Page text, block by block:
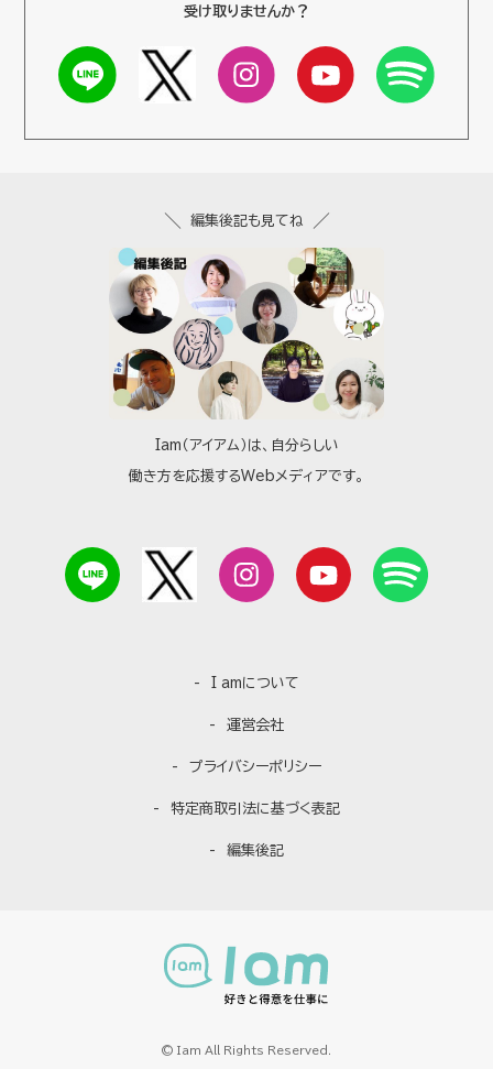
受け取りませんか？
Iam（アイアム）は、自分らしい
働き方を応援するWebメディアです。
I amについて
運営会社
プライバシーポリシー
特定商取引法に基づく表記
編集後記
編集後記も見てね
© Iam All Rights Reserved.